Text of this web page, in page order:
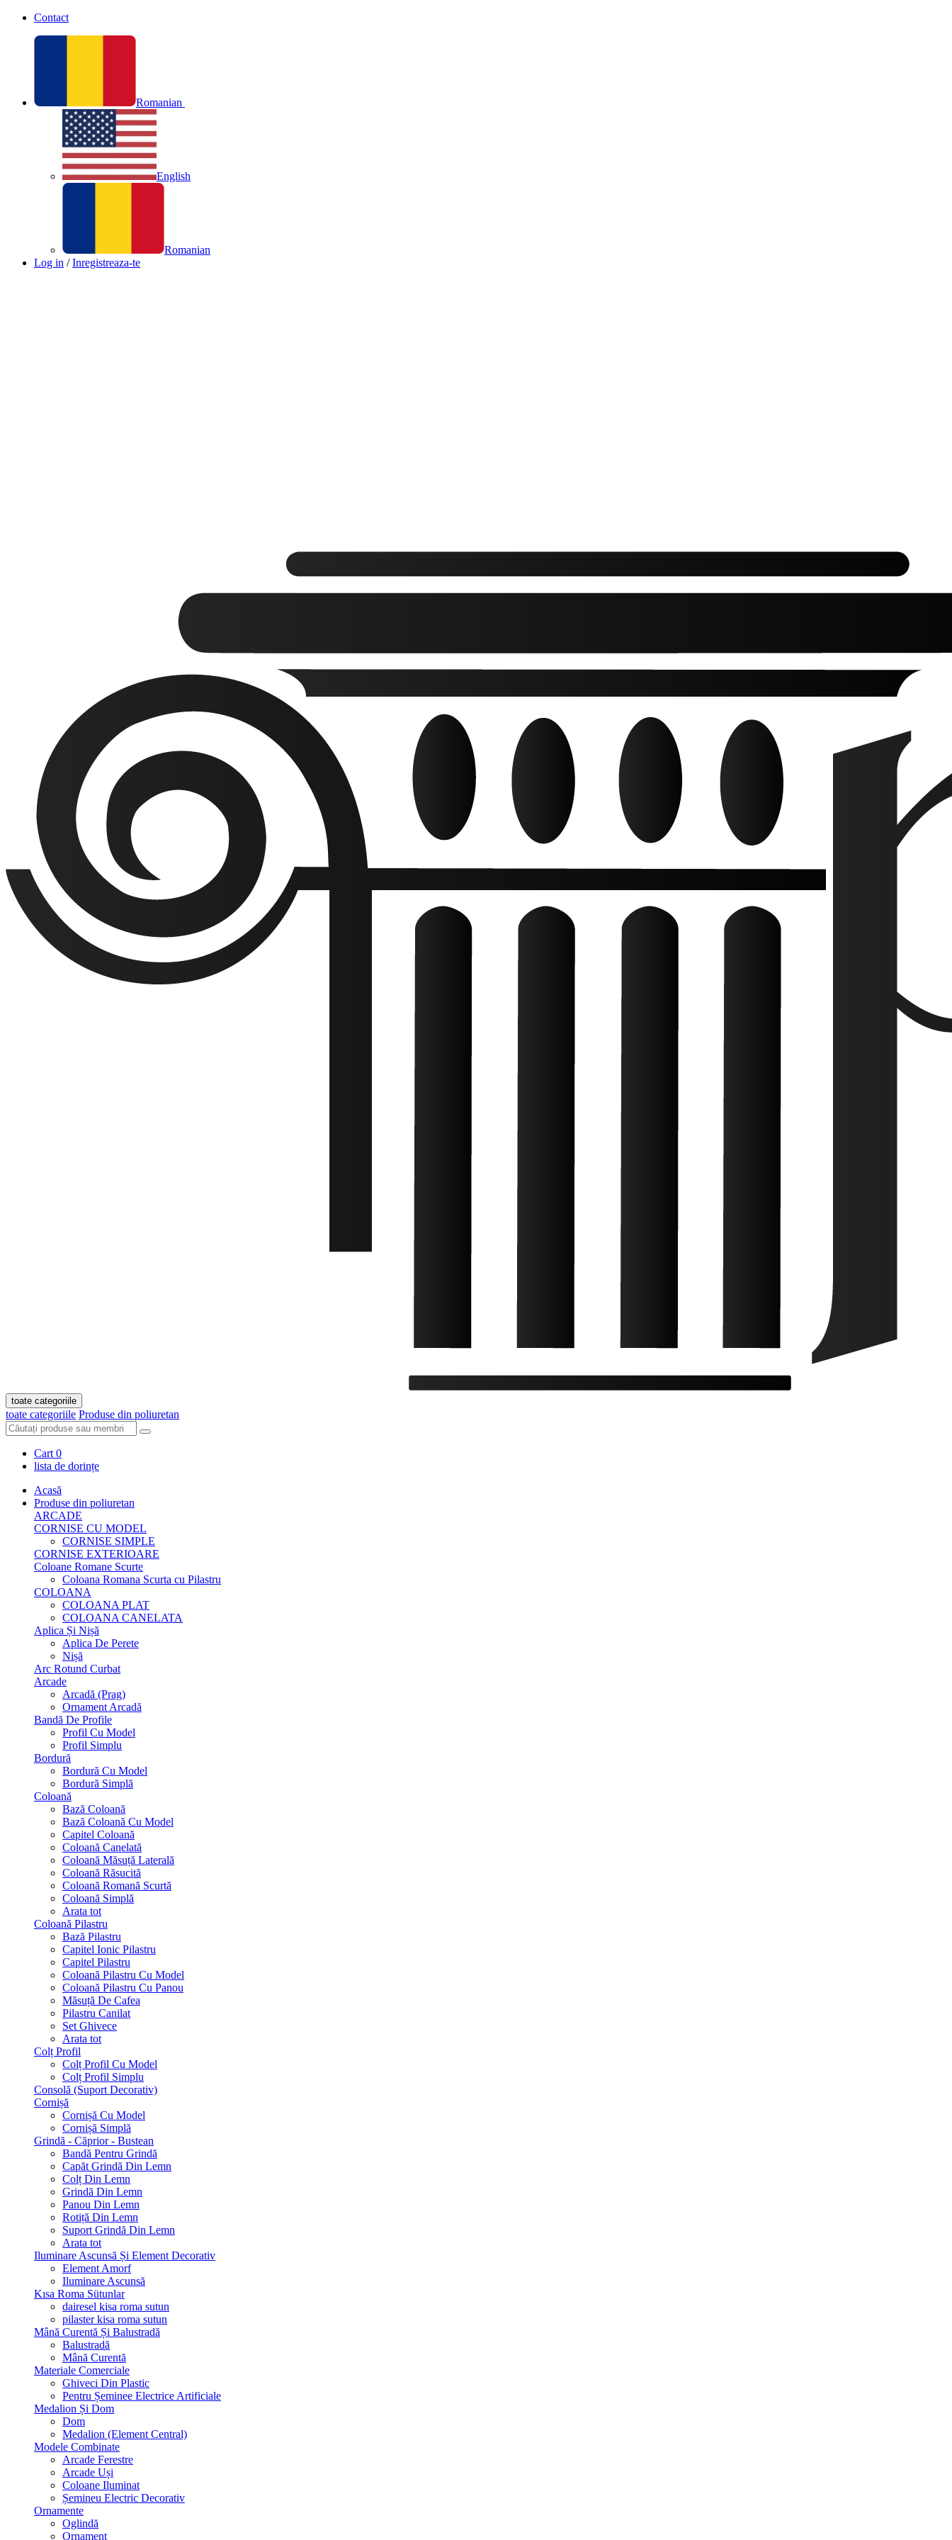
Contact
Romanian
English
Romanian
Log in / Inregistreaza-te
toate categoriile
toate categoriile Produse din poliuretan
Cart 0
lista de dorințe
Acasă
Produse din poliuretan
ARCADE
CORNISE CU MODEL
CORNISE SIMPLE
CORNISE EXTERIOARE
Coloane Romane Scurte
Coloana Romana Scurta cu Pilastru
COLOANA
COLOANA PLAT
COLOANA CANELATA
Aplica Și Nișă
Aplica De Perete
Nișă
Arc Rotund Curbat
Arcade
Arcadă (Prag)
Ornament Arcadă
Bandă De Profile
Profil Cu Model
Profil Simplu
Bordură
Bordură Cu Model
Bordură Simplă
Coloană
Bază Coloană
Bază Coloană Cu Model
Capitel Coloană
Coloană Canelată
Coloană Măsuță Laterală
Coloană Răsucită
Coloană Romană Scurtă
Coloană Simplă
Arata tot
Coloană Pilastru
Bază Pilastru
Capitel Ionic Pilastru
Capitel Pilastru
Coloană Pilastru Cu Model
Coloană Pilastru Cu Panou
Măsuță De Cafea
Pilastru Canilat
Set Ghivece
Arata tot
Colț Profil
Colț Profil Cu Model
Colț Profil Simplu
Consolă (Suport Decorativ)
Cornișă
Cornișă Cu Model
Cornișă Simplă
Grindă - Căprior - Bustean
Bandă Pentru Grindă
Capăt Grindă Din Lemn
Colț Din Lemn
Grindă Din Lemn
Panou Din Lemn
Rotiță Din Lemn
Suport Grindă Din Lemn
Arata tot
Iluminare Ascunsă Și Element Decorativ
Element Amorf
Iluminare Ascunsă
Kısa Roma Sütunlar
dairesel kisa roma sutun
pilaster kisa roma sutun
Mână Curentă Și Balustradă
Balustradă
Mână Curentă
Materiale Comerciale
Ghiveci Din Plastic
Pentru Șeminee Electrice Artificiale
Medalion Și Dom
Dom
Medalion (Element Central)
Modele Combinate
Arcade Ferestre
Arcade Uși
Coloane Iluminat
Șemineu Electric Decorativ
Ornamente
Oglindă
Ornament